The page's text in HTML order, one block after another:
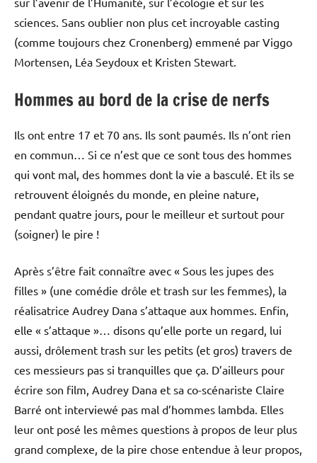
sciences. Sans oublier non plus cet incroyable casting
(comme toujours chez Cronenberg) emmené par Viggo
Mortensen, Léa Seydoux et Kristen Stewart.
Hommes au bord de la crise de nerfs
Ils ont entre 17 et 70 ans. Ils sont paumés. Ils n’ont rien
en commun… Si ce n’est que ce sont tous des hommes
qui vont mal, des hommes dont la vie a basculé. Et ils se
retrouvent éloignés du monde, en pleine nature,
pendant quatre jours, pour le meilleur et surtout pour
(soigner) le pire !
Après s’être fait connaître avec « Sous les jupes des
filles » (une comédie drôle et trash sur les femmes), la
réalisatrice Audrey Dana s’attaque aux hommes. Enfin,
elle « s’attaque »… disons qu’elle porte un regard, lui
aussi, drôlement trash sur les petits (et gros) travers de
ces messieurs pas si tranquilles que ça. D’ailleurs pour
écrire son film, Audrey Dana et sa co-scénariste Claire
Barré ont interviewé pas mal d’hommes lambda. Elles
leur ont posé les mêmes questions à propos de leur plus
grand complexe, de la pire chose entendue à leur propos,